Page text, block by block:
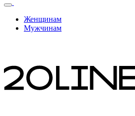
Женщинам
Мужчинам